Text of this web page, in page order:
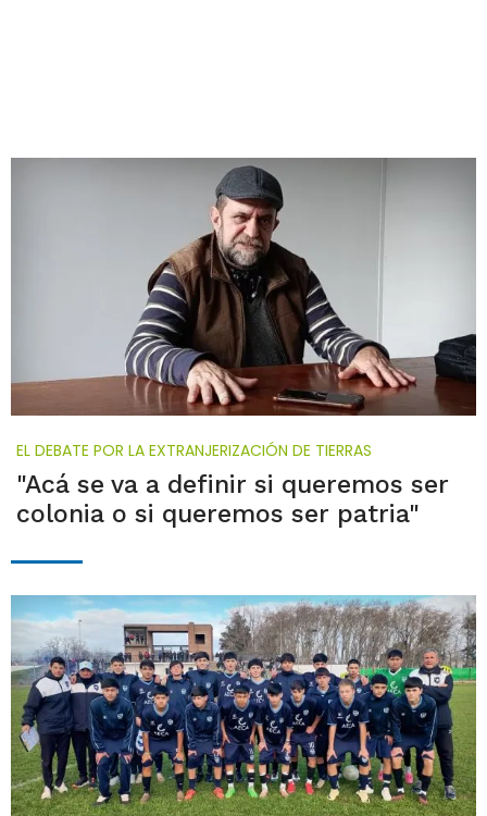
EL DEBATE POR LA EXTRANJERIZACIÓN DE TIERRAS
"Acá se va a definir si queremos ser
colonia o si queremos ser patria"